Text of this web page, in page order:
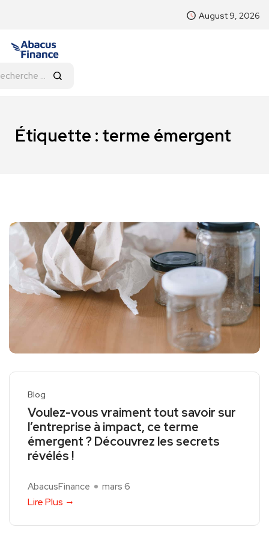
August 9, 2026
Étiquette : terme émergent
Blog
Voulez-vous vraiment tout savoir sur
l’entreprise à impact, ce terme
émergent ? Découvrez les secrets
révélés !
AbacusFinance mars 6
Lire Plus